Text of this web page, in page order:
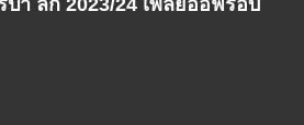
า ลีก 2023/24 เพลย์ออฟรอบ